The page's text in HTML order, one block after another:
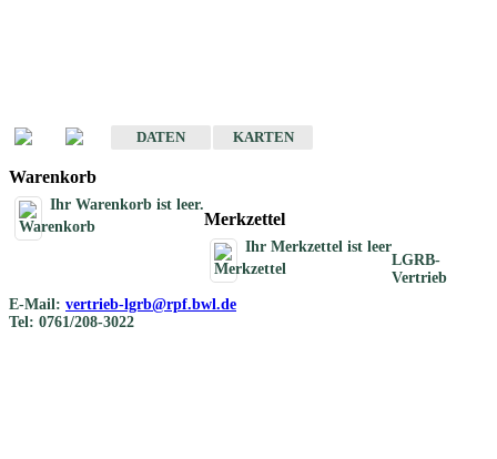
DATEN
KARTEN
Warenkorb
Ihr Warenkorb ist leer.
Merkzettel
Ihr Merkzettel ist leer
LGRB-
Vertrieb
E-Mail: vertrieb-lgrb@rpf.bwl.de
Tel: 0761/208-3022